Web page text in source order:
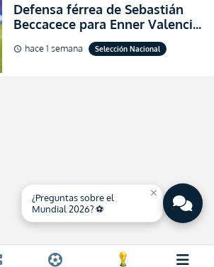
Defensa férrea de Sebastián
Beccacece para Enner Valencia
al indicar que era el hombre
indicado para Ecuador
schedule hace 1 semana Selección Nacional
close
¿Preguntas sobre el
Mundial 2026? ⚽